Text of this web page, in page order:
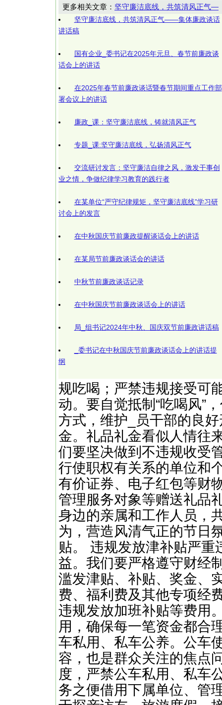
更多相关文章： 坚守廉洁底线，共筑清风正气—
坚守廉洁底线，共筑清风正气——集体廉政谈话
讲话稿
国有企业_委书记在2025年元旦、春节前廉政谈
话会上的讲话
在2025年春节前廉政谈话暨春节期间重点工作部
署会议上的讲话
廉政_课：坚守廉洁底线，铸就清风正气
专题_课:坚守廉洁底线，弘扬清风正气
交流研讨发言：坚守廉洁自律之风，激发干事创
业之情，争做纪律学习教育的践行者
在某单位“严守纪律规矩，坚守廉洁底线”学习研
讨会上的发言
在中秋国庆节前廉政提醒谈话会上的讲话
在某局节前廉政谈话会的讲话
中秋节前廉政谈话记录
在中秋国庆节前廉政谈话会上的讲话
局_组书记2024年中秋、国庆双节前廉政讲话稿
_委书记在中秋国庆节前廉政谈话会上的讲话提
纲
规吃喝；严禁违规接受可
动。要自觉抵制“吃喝风”
方式，维护_员干部的良
金。礼品礼金看似人情往
们要坚决做到不违规收受
行使职权有关系的单位和
有价证券、电子红包等财
管理服务对象等赠送礼品
身边的亲属和工作人员，
为，营造风清气正的节日
贴。 违规发放津补贴严
益。我们要严格遵守财经
滥发津贴、补贴、奖金、
费、福利费及其他专项经
违规发放加班补贴等费用
用，确保每一笔资金都合
车私用、私车公养。公车
容，也是群众关注的焦点
度，严禁公车私用、私车
务之便借用下属单位、管